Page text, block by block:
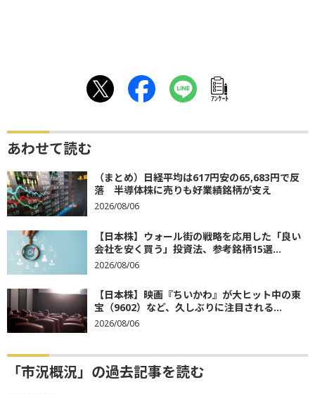
ｱﾝｹｰﾄ
あわせて読む
（まとめ）日経平均は617円安の65,683円で反
落 半導体株に売りも好業績銘柄が支え
2026/08/06
【日本株】ウォール街の戦略を応用した「良い
会社を安く買う」投資法、参考銘柄15選...
2026/08/06
【日本株】映画『ちいかわ』が大ヒット中の東
宝（9602）など、久しぶりに注目される...
2026/08/06
「市況概況」の過去記事を読む